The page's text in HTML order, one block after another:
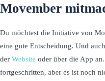
Movember
Du möchtest die Initiative von
eine gute Entscheidung. Und
der Website oder über die App
fortgeschritten, aber es ist noch